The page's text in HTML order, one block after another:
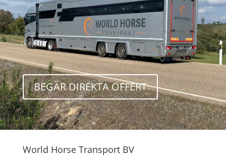
BEGÄR DIREKTA OFFERT
World Horse Transport BV